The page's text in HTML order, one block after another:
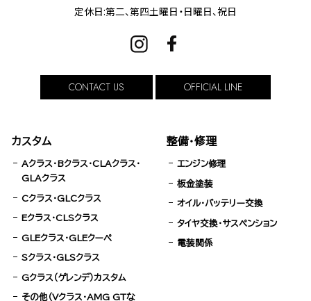
定休日:第二、第四土曜日・日曜日、祝日
CONTACT US OFFICIAL LINE
カスタム
Aクラス・Bクラス・CLAクラス・
GLAクラス
Cクラス・GLCクラス
Eクラス・CLSクラス
GLEクラス・GLEクーペ
Sクラス・GLSクラス
Gクラス（ゲレンデ）カスタム
その他（Vクラス・AMG GTな
整備・修理
エンジン修理
板金塗装
オイル・バッテリー交換
タイヤ交換・サスペンション
電装関係